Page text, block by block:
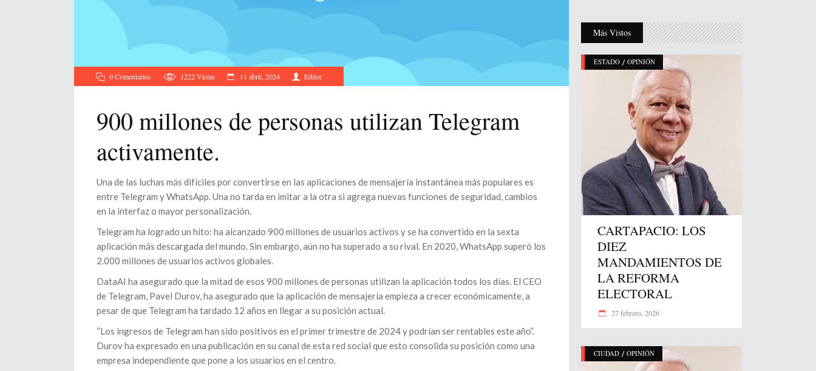
0 Comentarios 1222Vistas 11 abril, 2024 Editor
900 millones de personas utilizan Telegram
activamente.
Una de las luchas más difíciles por convertirse en las aplicaciones de mensajería instantánea más populares es
entre Telegram y WhatsApp. Una no tarda en imitar a la otra si agrega nuevas funciones de seguridad, cambios
en la interfaz o mayor personalización.
Telegram ha logrado un hito: ha alcanzado 900 millones de usuarios activos y se ha convertido en la sexta
aplicación más descargada del mundo. Sin embargo, aún no ha superado a su rival. En 2020, WhatsApp superó los
2.000 millones de usuarios activos globales.
DataAI ha asegurado que la mitad de esos 900 millones de personas utilizan la aplicación todos los días. El CEO
de Telegram, Pavel Durov, ha asegurado que la aplicación de mensajería empieza a crecer económicamente, a
pesar de que Telegram ha tardado 12 años en llegar a su posición actual.
“Los ingresos de Telegram han sido positivos en el primer trimestre de 2024 y podrían ser rentables este año”.
Durov ha expresado en una publicación en su canal de esta red social que esto consolida su posición como una
empresa independiente que pone a los usuarios en el centro.
Más Vistos
ESTADO / OPINIÓN
CARTAPACIO: LOS
DIEZ
MANDAMIENTOS DE
LA REFORMA
ELECTORAL
27 febrero, 2026
CIUDAD / OPINIÓN